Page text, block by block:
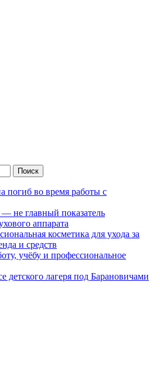
погиб во время работы с
не главный показатель
аппарата
косметика для ухода за
и средств
учёбу и профессиональное
детского лагеря под Барановичами